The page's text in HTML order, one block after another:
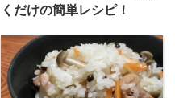
くだけの簡単レシピ！